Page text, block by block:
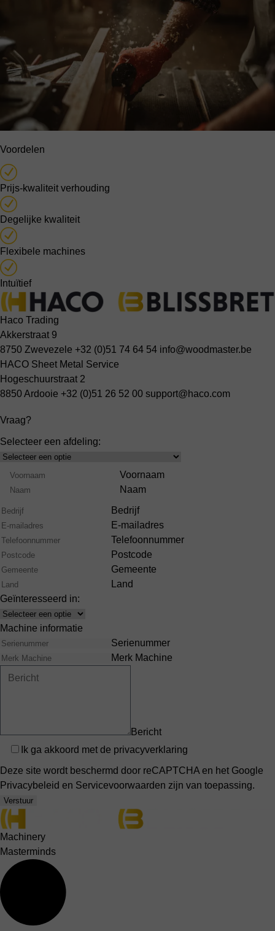
Voordelen
Prijs-kwaliteit verhouding
Degelijke kwaliteit
Flexibele machines
Intuïtief
Haco Trading
Akkerstraat 9
8750 Zwevezele +32 (0)51 74 64 54 info@woodmaster.be
HACO Sheet Metal Service
Hogeschuurstraat 2
8850 Ardooie +32 (0)51 26 52 00 support@haco.com
Vraag?
Selecteer een afdeling:
Select
Product
Range
Naam
Voornaam
Naam
Bedrijf
E-mailadres
Telefoonnummer
Postcode
Gemeente
Land
Geïnteresseerd in:
Interests
Machine informatie
Serienummer
Merk Machine
Bericht
Privacy
Ik ga akkoord met de privacyverklaring
Deze site wordt beschermd door reCAPTCHA en het Google
Privacybeleid en Servicevoorwaarden zijn van toepassing.
Verstuur
Machinery
Masterminds